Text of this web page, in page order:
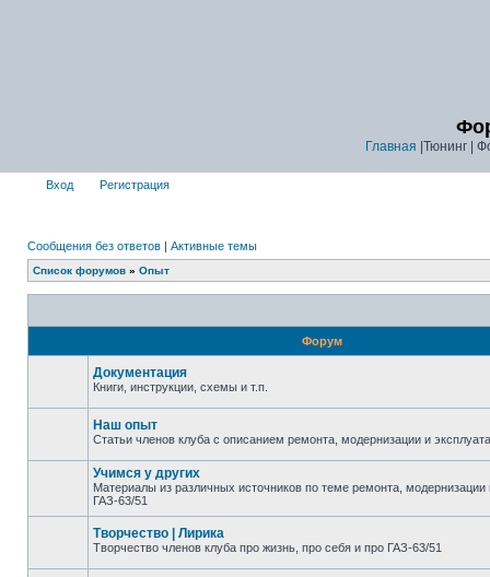
Главная |Тюнинг |
Вход Регистрация
Сообщения без ответов | Активные темы
Список форумов » Опыт
Форум
Документация
Книги, инструкции, схемы и т.п.
Наш опыт
Статьи членов клуба с описанием ремонта, модернизации и
Учимся у других
Материалы из различных источников по теме ремонта, модернизации
ГАЗ-63/51
Творчество | Лирика
Творчество членов клуба про жизнь, про себя и про ГАЗ-63/51